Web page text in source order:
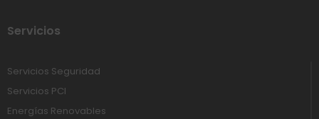
Servicios
Servicios Seguridad
Servicios PCI
Energías Renovables